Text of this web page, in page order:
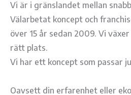
Vi är i gränslandet mellan
Välarbetat koncept och
över 15 år sedan 2009. Vi
rätt plats.
Vi har ett koncept som passar
Oavsett din erfarenhet eller